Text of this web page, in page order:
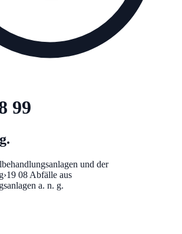
99
und der
›19 08 Abfälle aus
a. n. g.